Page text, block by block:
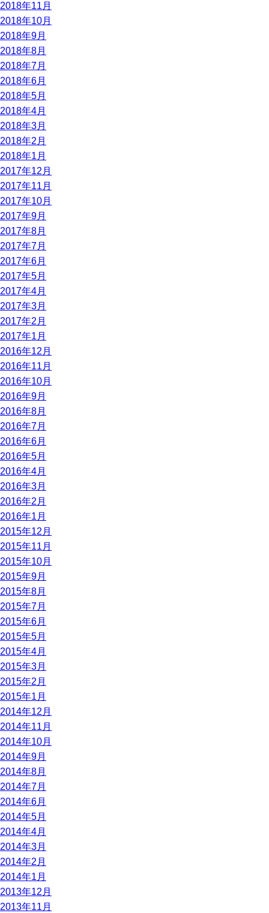
2018年11月
2018年10月
2018年9月
2018年8月
2018年7月
2018年6月
2018年5月
2018年4月
2018年3月
2018年2月
2018年1月
2017年12月
2017年11月
2017年10月
2017年9月
2017年8月
2017年7月
2017年6月
2017年5月
2017年4月
2017年3月
2017年2月
2017年1月
2016年12月
2016年11月
2016年10月
2016年9月
2016年8月
2016年7月
2016年6月
2016年5月
2016年4月
2016年3月
2016年2月
2016年1月
2015年12月
2015年11月
2015年10月
2015年9月
2015年8月
2015年7月
2015年6月
2015年5月
2015年4月
2015年3月
2015年2月
2015年1月
2014年12月
2014年11月
2014年10月
2014年9月
2014年8月
2014年7月
2014年6月
2014年5月
2014年4月
2014年3月
2014年2月
2014年1月
2013年12月
2013年11月